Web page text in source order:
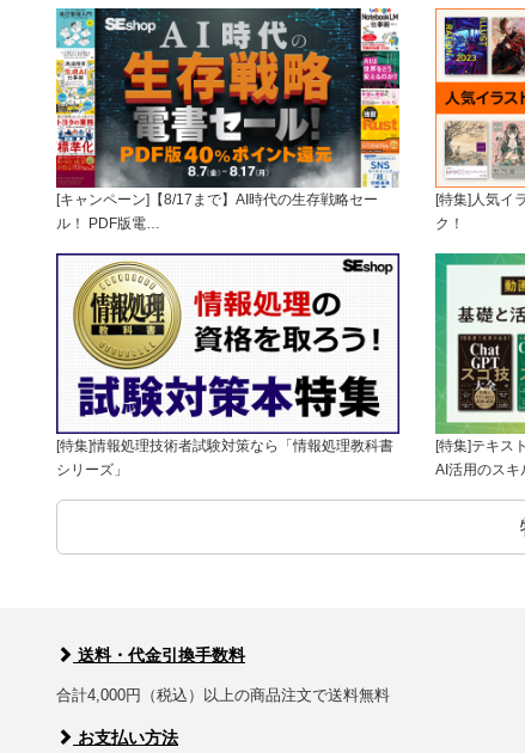
[キャンペーン]【8/17まで】AI時代の生存戦略セー
ル！ PDF版電…
[特集]人気イ
ク！
[特集]情報処理技術者試験対策なら「情報処理教科書
シリーズ」
[特集]テキス
AI活用のス
送料・代金引換手数料
合計4,000円（税込）以上の商品注文で送料無料
お支払い方法